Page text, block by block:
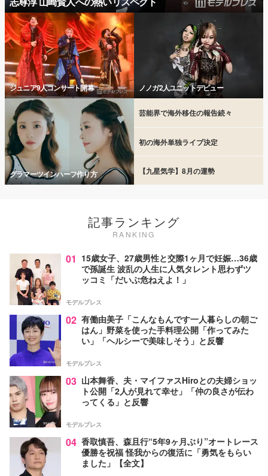
ジュニア9人コンサート開幕 ノノガ2人ユニットデビュー
グラマーツインハーフ作り方
芸能界で海外移住の報告続々
初の海外単独ライブ決定
【九星気学】8月の運勢
記事ランキング
RANKING
01 15歳女子、27歳男性と交際1ヶ月で妊娠…36歳
で孫誕生 波乱の人生に人気タレント思わずツ
ッコミ「だいぶ危ねえよ！」
モデルプレス
02 有働由美子「こんなもんです一人暮らしの朝ご
はん」野菜を使った手料理公開「作ってみた
い」「ヘルシーで美味しそう」と反響
モデルプレス
03 山本舞香、夫・マイファスHiroとの夫婦ショッ
ト公開「2人が見れて幸せ」「仲の良さが伝わ
ってくる」と反響
モデルプレス
04 香取慎吾、森且行“5年9ヶ月ぶり”オートレース
優勝を祝福 怪我からの復活に「勇気をもらい
ました」【全文】